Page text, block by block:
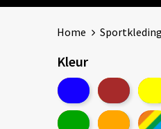
Home Sportkleding
Kleur